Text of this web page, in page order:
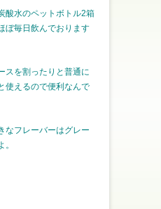
酸水のペットボトル2箱
ぼ毎日飲んでおります
スを割ったりと普通に
使えるので便利なんで
なフレーバーはグレー